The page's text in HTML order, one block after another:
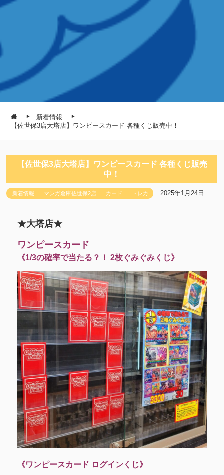
新着情報
【佐世保3店大塔店】ワンピースカード 各種くじ販売中！
【佐世保3店大塔店】ワンピースカード 各種くじ販売
中！
新着情報 マンガ倉庫佐世保2店 カード トレカ 2025年1月24日
★大塔店★
ワンピースカード
《1/3の確率で当たる？！ 2枚ぐみぐみくじ》
《ワンピースカード ログインくじ》